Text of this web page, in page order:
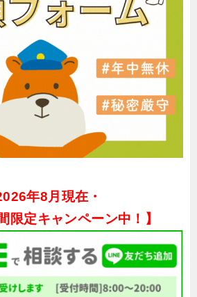
年8月現在・
限定キャンペーン中！】